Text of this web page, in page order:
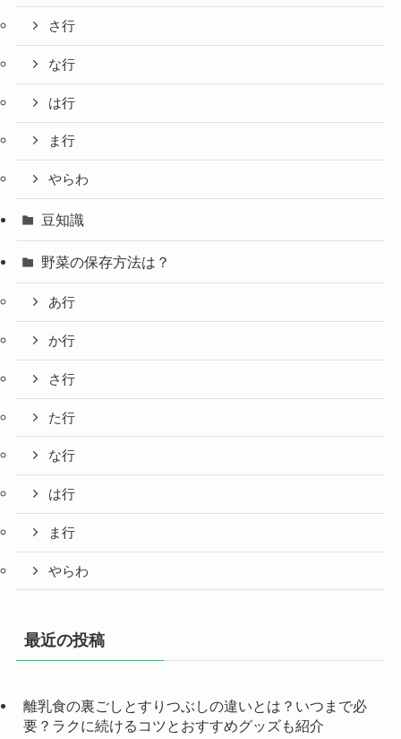
さ行
な行
は行
ま行
やらわ
豆知識
野菜の保存方法は？
あ行
か行
さ行
た行
な行
は行
ま行
やらわ
最近の投稿
離乳食の裏ごしとすりつぶしの違いとは？いつまで必
要？ラクに続けるコツとおすすめグッズも紹介